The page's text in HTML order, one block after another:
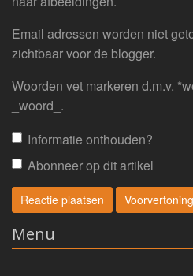
Email adressen worden niet
zichtbaar voor de blogger.
Woorden vet markeren d.m.v.
_woord_.
Informatie onthouden?
Abonneer op dit artikel
Menu